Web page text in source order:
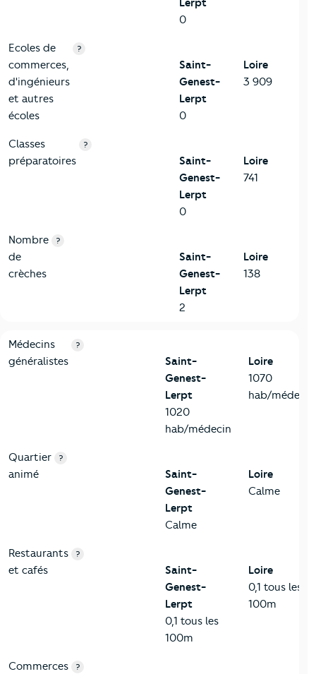
Lerpt
0
Ecoles de
commerces,
d'ingénieurs
et autres
écoles
?
Saint-
Genest-
Lerpt
0
Loire
3 909
Classes
préparatoires
?
Saint-
Genest-
Lerpt
0
Loire
741
Nombre
de
crèches
?
Saint-
Genest-
Lerpt
2
Loire
138
5-Commerces
Critères Saint-Genest-Lerpt
Médecins
généralistes
?
Saint-
Genest-
Lerpt
1020
hab/médecin
Loire
1070
hab/médecin
Quartier
animé
?
Saint-
Genest-
Lerpt
Calme
Loire
Calme
Restaurants
et cafés
?
Saint-
Genest-
Lerpt
0,1 tous les
100m
Loire
0,1 tous les
100m
Commerces ?